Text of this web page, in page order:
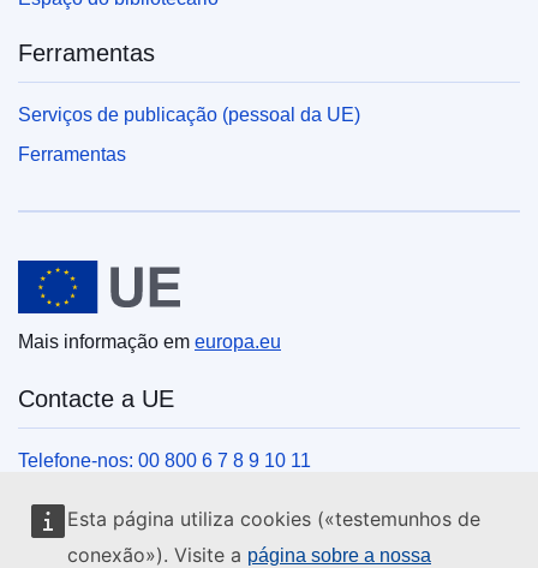
Esta página utiliza cookies («testemunhos de
conexão»). Visite a página sobre a nossa
Ferramentas
Serviços de publicação (pessoal da UE)
Ferramentas
União Europeia
Mais informação em europa.eu
Contacte a UE
Telefone-nos: 00 800 6 7 8 9 10 11
Veja outros contactos telefónicos
Chegue a nós pelo nosso formulário